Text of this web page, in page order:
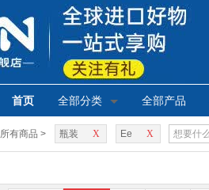
首页 全部分类 全部产品
所有商品 > X
瓶装 X
Ee